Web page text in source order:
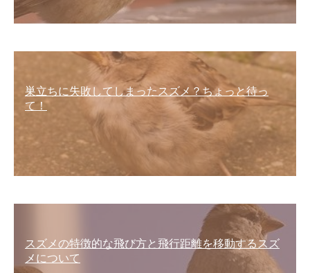
巣立ちに失敗してしまったスズメ？ちょっと待っ
て！
スズメの特徴的な飛び方と飛行距離を移動するスズ
メについて